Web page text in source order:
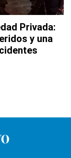
Privada:
y una